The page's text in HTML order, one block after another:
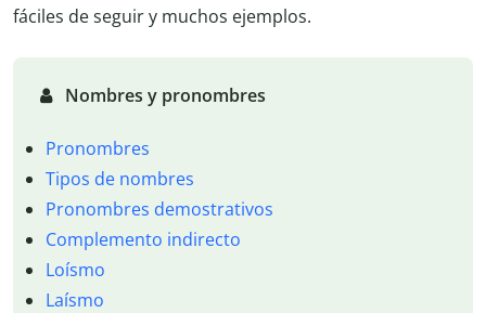
fáciles de seguir y muchos ejemplos.
Nombres y pronombres
Pronombres
Tipos de nombres
Pronombres demostrativos
Complemento indirecto
Loísmo
Laísmo